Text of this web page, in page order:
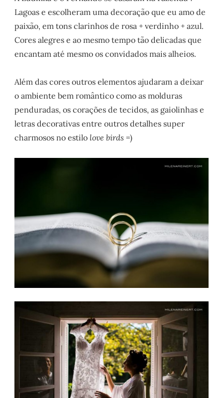
Lagoas e escolheram uma decoração que eu amo de
paixão, em tons clarinhos de rosa + verdinho + azul.
Cores alegres e ao mesmo tempo tão delicadas que
encantam até mesmo os convidados mais alheios.
Além das cores outros elementos ajudaram a deixar
o ambiente bem romântico como as molduras
penduradas, os corações de tecidos, as gaiolinhas e
letras decorativas entre outros detalhes super
charmosos no estilo love birds=)